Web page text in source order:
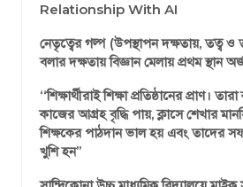
Relationship With AI
নেতৃত্বের গল্প (উপস্থাপন দক্ষতায়, তত্ব ও
বলার দক্ষতায় বিজ্ঞান মেলায় প্রথম স্থান
‘‘শিক্ষার্থীরাই শিক্ষা প্রতিষ্ঠানের প্রাণ।
কাজের আগ্রহ বৃদ্ধি পায়, ক্লাসে শেখার
শিক্ষকের পাঠদান ভাল হয় এবং তাদের
খুশি হন’’